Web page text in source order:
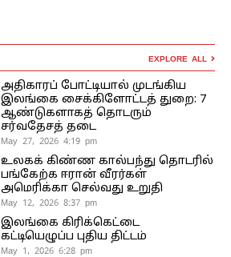
EXPLORE ALL
அதிகாரப் போட்டியால் முடங்கிய
இலங்கை சைக்கிளோட்டத் துறை: 7
ஆண்டுகளாகத் தொடரும்
சர்வதேசத் தடை
May 27, 2026 4:19 pm
உலகக் கிண்ண கால்பந்து தொடரில்
பங்கேற்க ஈரான் வீரர்கள்
அமெரிக்கா செல்வது உறுதி
May 12, 2026 8:37 pm
இலங்கை கிரிக்கெட்டை
கட்டியெழுப்ப புதிய திட்டம்
May 1, 2026 6:28 pm